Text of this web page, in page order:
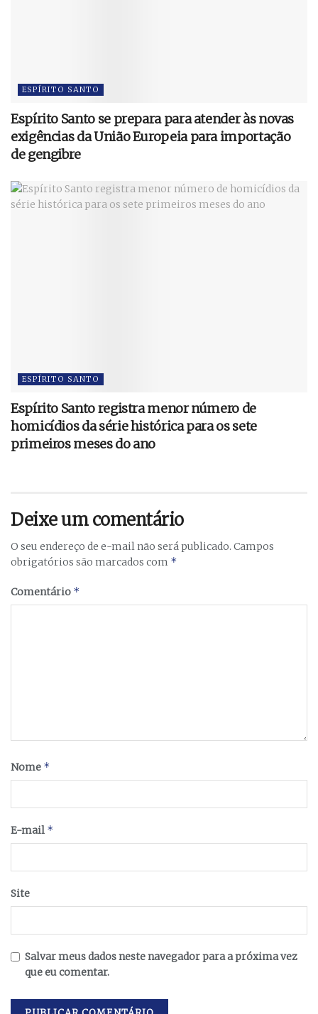
ESPÍRITO SANTO
Espírito Santo se prepara para atender às novas
exigências da União Europeia para importação
de gengibre
ESPÍRITO SANTO
Espírito Santo registra menor número de
homicídios da série histórica para os sete
primeiros meses do ano
Deixe um comentário
O seu endereço de e-mail não será publicado. Campos
obrigatórios são marcados com *
Comentário *
Nome *
E-mail *
Site
Salvar meus dados neste navegador para a próxima vez
que eu comentar.